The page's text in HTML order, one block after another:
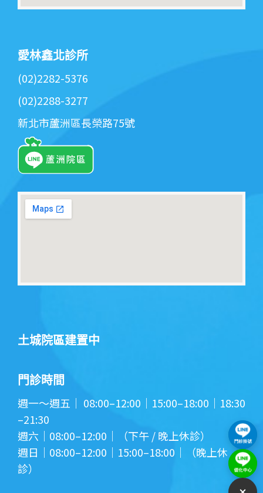
愛林鑫北診所
(02)2282-5376
(02)2288-3277
新北市蘆洲區長榮路75號
土城院區建置中
門診時間
週一～週五｜ 08:00–12:00｜15:00–18:00｜18:30
–21:30
週六｜08:00–12:00｜（下午 / 晚上休診）
週日｜08:00–12:00｜15:00–18:00｜（晚上休
診）